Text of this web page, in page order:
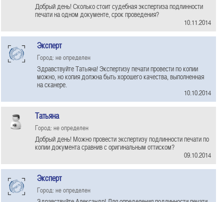
Добрый день! Сколько стоит судебная экспертиза подлинности
печати на одном документе, срок проведения?
10.11.2014
Эксперт
Город: не определен
Здравствуйте Татьяна! Экспертизу печати провести по копии
можно, но копия должна быть хорошего качества, выполненная
на сканере.
10.10.2014
Татьяна
Город: не определен
Добрый день! Можно провести экспертизу подлинности печати по
копии документа сравнив с оригинальным оттиском?
09.10.2014
Эксперт
Город: не определен